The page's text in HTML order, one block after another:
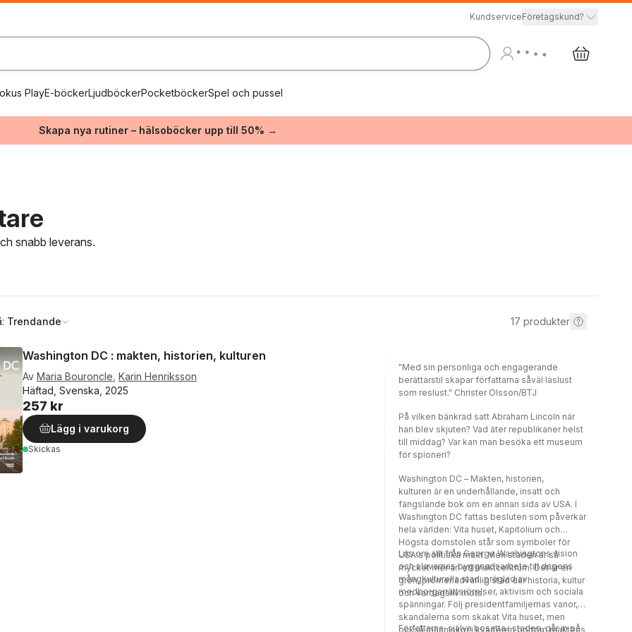
KundserviceFöretagskund?
PlayE-böckerLjudböckerPocketböckerSpel och pussel
Skapa nya rutiner – hälsoböcker upp till 50% →
snabb leverans.
Trendande 17 produkter
Washington DC : makten, historien, kulturen
Av Maria Bouroncle Karin Henriksson
Häftad, Svenska, 2025
257 kr
Lägg i varukorg
Skickas
"Med sin personliga och engagerande
berättarstil skapar författarna såväl läslust
som reslust." Christer Olsson/BTJ
På vilken bänkrad satt Abraham Lincoln när
han blev skjuten? Vad äter republikaner helst
till middag? Var kan man besöka ett museum
för spioneri?
Washington DC – Makten, historien,
kulturen är en underhållande, insatt och
fängslande bok om en annan sida av USA. I
Washington DC fattas besluten som påverkar
hela världen: Vita huset, Kapitolium och
Högsta domstolen står som symboler för
USA:s politiska makt. Men staden är så
mycket mer än ett maktcentrum. Det är en
grön, promenadvänlig stad där historia, kultur
och vardagsliv möts.
Läs om allt från George Washingtons vision
och slavarnas byggnadsarbete till dagens
mångkulturella stad, präglad av
medborgarrättsrörelser, aktivism och sociala
spänningar. Följ presidentfamiljernas vanor,
skandalerna som skakat Vita huset, men
också människor i kvarteren bortom maktens
Författarna, själva bosatta i staden, går in på